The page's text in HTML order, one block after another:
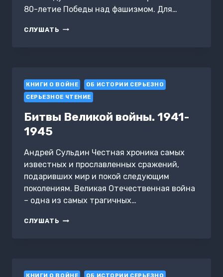
80-летие Победы над фашизмом. Для…
СЛУШАТЬ САШКА.
КНИГИ О ВОЙНЕ
ОБ ИСТОРИИ СЕРЬЕЗНО
СЕРЬЕЗНОЕ ЧТЕНИЕ
Битвы Великой войны. 1941-
1945
Андрей Сульдин Честная хроника самых
известных и прославленных сражений,
подаривших мир и покой следующим
поколениям. Великая Отечественная война
– одна из самых трагичных…
СЛУШАТЬ БИТВЫ